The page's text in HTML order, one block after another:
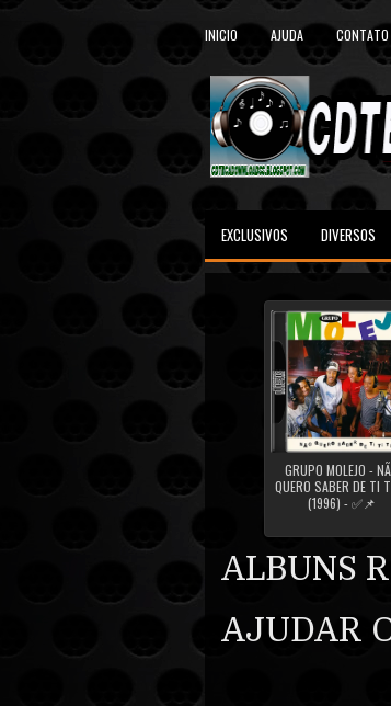
INICIO AJUDA CONTATO
EXCLUSIVOS DIVERSOS
GRUPO MOLEJO -
QUERO SABER DE TI
(1996) - ✅📌
ALBUNS
AJUDAR